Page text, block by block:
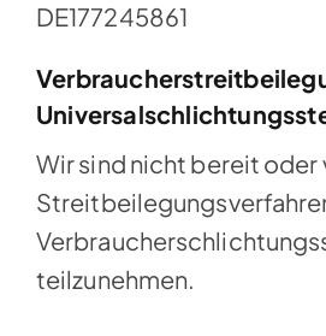
DE177245861
Wir sind nicht bereit
teilzunehmen.